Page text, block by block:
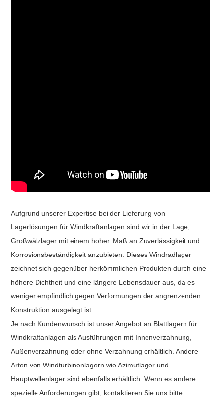
Aufgrund unserer Expertise bei der Lieferung von
Lagerlösungen für Windkraftanlagen sind wir in der Lage,
Großwälzlager mit einem hohen Maß an Zuverlässigkeit und
Korrosionsbeständigkeit anzubieten. Dieses Windradlager
zeichnet sich gegenüber herkömmlichen Produkten durch eine
höhere Dichtheit und eine längere Lebensdauer aus, da es
weniger empfindlich gegen Verformungen der angrenzenden
Konstruktion ausgelegt ist.
Je nach Kundenwunsch ist unser Angebot an Blattlagern für
Windkraftanlagen als Ausführungen mit Innenverzahnung,
Außenverzahnung oder ohne Verzahnung erhältlich. Andere
Arten von Windturbinenlagern wie Azimutlager und
Hauptwellenlager sind ebenfalls erhältlich. Wenn es andere
spezielle Anforderungen gibt, kontaktieren Sie uns bitte.